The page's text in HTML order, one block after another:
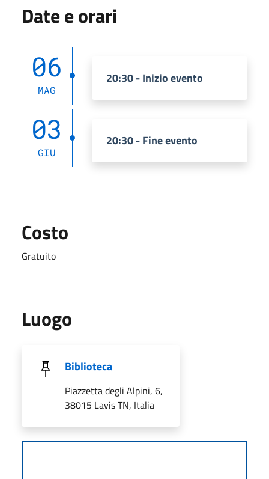
Date e orari
06
MAG
20:30 - Inizio evento
03
GIU
20:30 - Fine evento
Costo
Gratuito
Luogo
Biblioteca
Piazzetta degli Alpini, 6,
38015 Lavis TN, Italia